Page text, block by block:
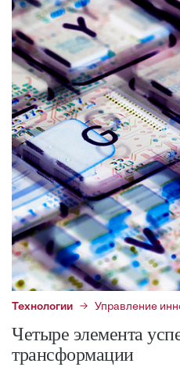
Технологии Управление
Четыре элемента
трансформации